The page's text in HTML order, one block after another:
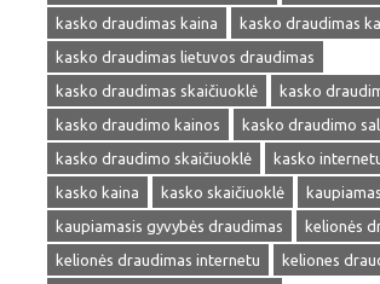
kasko draudimas kaina
kasko draudimas
kasko draudimas lietuvos draudimas
kasko draudimas skaičiuoklė
kasko
kasko draudimo kainos
kasko draudimo
kasko draudimo skaičiuoklė
kasko
kasko kaina
kasko skaičiuoklė
kaupiamasis gyvybės draudimas
kelionės
kelionės draudimas internetu
keliones